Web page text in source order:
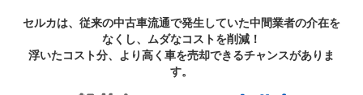
セルカは、従来の中古車流通で発生していた中間業者の介在を
なくし、ムダなコストを削減！
浮いたコスト分、より高く車を売却できるチャンスがありま
す。